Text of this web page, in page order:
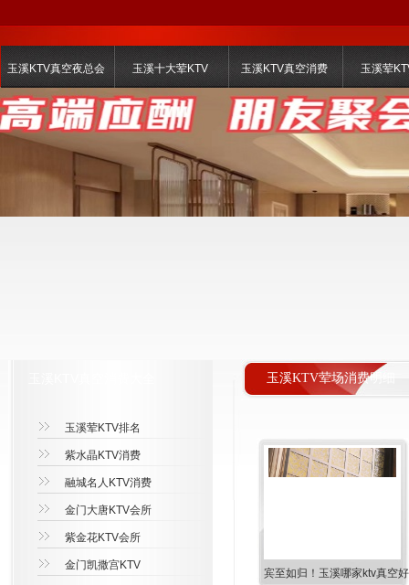
玉溪KTV真空夜总会 玉溪十大荤KTV 玉溪KTV真空消费 玉溪荤
玉溪KTV荤场消费明细
宾至如归！玉溪哪家ktv真空
玉溪荤KTV排名
紫水晶KTV消费
融城名人KTV消费
金门大唐KTV会所
紫金花KTV会所
金门凯撒宫KTV